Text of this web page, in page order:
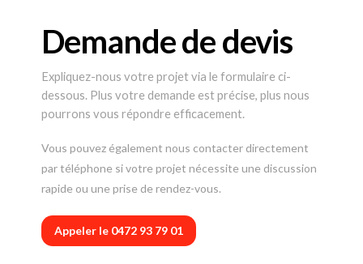
Demande de devis
Expliquez-nous votre projet via le formulaire ci-
dessous. Plus votre demande est précise, plus nous
pourrons vous répondre efficacement.
Vous pouvez également nous contacter directement
par téléphone si votre projet nécessite une discussion
rapide ou une prise de rendez-vous.
Appeler le 0472 93 79 01